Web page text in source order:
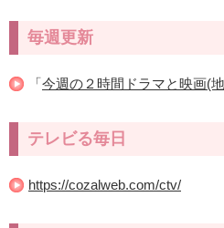
毎週更新
「今週の２時間ドラマと映画(
テレビる毎日
https://cozalweb.com/ctv/